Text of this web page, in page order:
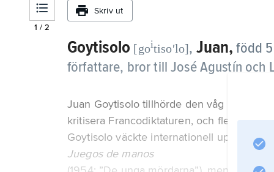
1 /2
Skriv ut
Goytisolo [goitisoʹlo], Juan, född
författare, bror till José Agustín och
Juan Goytisolo tillhörde den våg av unga
kritisera Francodiktaturen, och flera av
Goytisolo väckte internationell
Juegos de manos